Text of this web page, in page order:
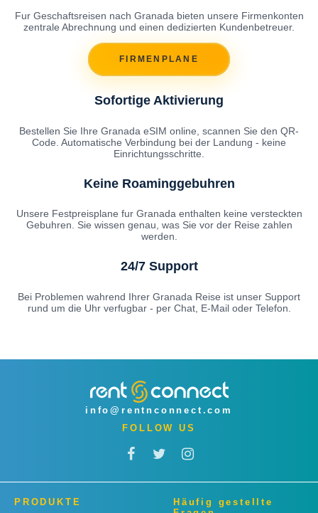
Fur Geschaftsreisen nach Granada bieten unsere Firmenkonten
zentrale Abrechnung und einen dedizierten Kundenbetreuer.
FIRMENPLANE
Sofortige Aktivierung
Bestellen Sie Ihre Granada eSIM online, scannen Sie den QR-
Code. Automatische Verbindung bei der Landung - keine
Einrichtungsschritte.
Keine Roaminggebuhren
Unsere Festpreisplane fur Granada enthalten keine versteckten
Gebuhren. Sie wissen genau, was Sie vor der Reise zahlen
werden.
24/7 Support
Bei Problemen wahrend Ihrer Granada Reise ist unser Support
rund um die Uhr verfugbar - per Chat, E-Mail oder Telefon.
info@rentnconnect.com
FOLLOW US
PRODUKTE
Häufig gestellte